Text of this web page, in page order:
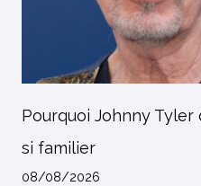
Pourquoi Johnny
si familier
08/08/2026